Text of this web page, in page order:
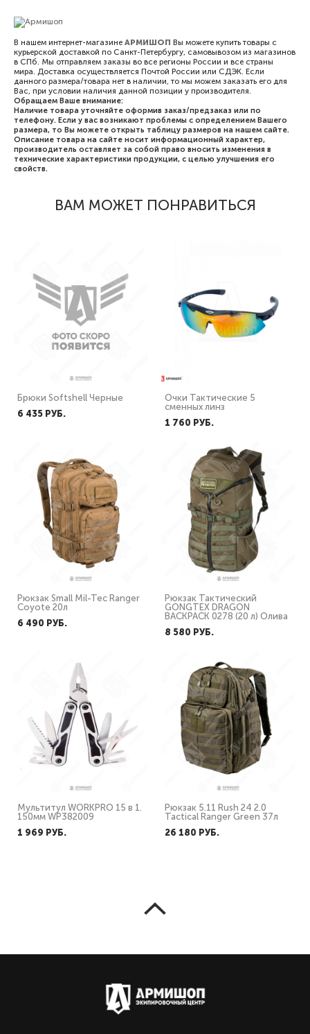
В нашем интернет-магазине АРМИШОП Вы можете купить товары с
курьерской доставкой по Санкт-Петербургу, самовывозом из магазинов
в СПб. Мы отправляем заказы во все регионы России и все страны
мира. Доставка осуществляется Почтой России или СДЭК. Если
данного размера/товара нет в наличии, то мы можем заказать его для
Вас, при условии наличия данной позиции у производителя.
Обращаем Ваше внимание:
Наличие товара уточняйте оформив заказ/предзаказ или по
телефону. Если у вас возникают проблемы с определением Вашего
размера, то Вы можете открыть таблицу размеров на нашем сайте.
Описание товара на сайте носит информационный характер,
производитель оставляет за собой право вносить изменения в
технические характеристики продукции, с целью улучшения его
свойств.
ВАМ МОЖЕТ ПОНРАВИТЬСЯ
Брюки Softshell Черные
6 435 PУБ.
Очки Тактические 5
сменных линз
1 760 PУБ.
Рюкзак Small Mil-Tec Ranger
Coyote 20л
6 490 PУБ.
Рюкзак Тактический
GONGTEX DRAGON
BACKPACK 0278 (20 л) Олива
8 580 PУБ.
Мультитул WORKPRO 15 в 1.
150мм WP382009
1 969 PУБ.
Рюкзак 5.11 Rush 24 2.0
Tactical Ranger Green 37л
26 180 PУБ.